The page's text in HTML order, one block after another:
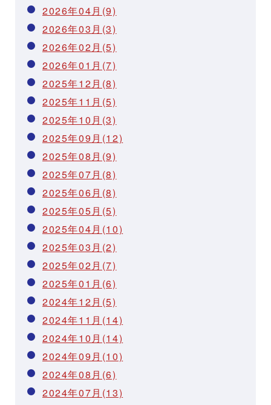
2026年04月(9)
2026年03月(3)
2026年02月(5)
2026年01月(7)
2025年12月(8)
2025年11月(5)
2025年10月(3)
2025年09月(12)
2025年08月(9)
2025年07月(8)
2025年06月(8)
2025年05月(5)
2025年04月(10)
2025年03月(2)
2025年02月(7)
2025年01月(6)
2024年12月(5)
2024年11月(14)
2024年10月(14)
2024年09月(10)
2024年08月(6)
2024年07月(13)